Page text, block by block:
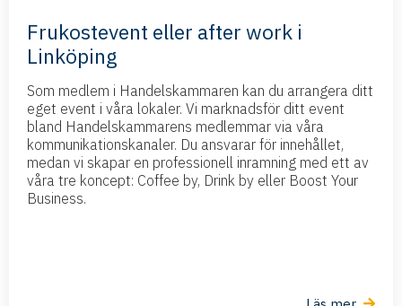
Frukostevent eller after work i
Linköping​
Som medlem i Handelskammaren kan du arrangera ditt
eget event i våra lokaler. Vi marknadsför ditt event
bland Handelskammarens medlemmar via våra
kommunikationskanaler. Du ansvarar för innehållet,
medan vi skapar en professionell inramning med ett av
våra tre koncept: Coffee by, Drink by eller Boost Your
Business.